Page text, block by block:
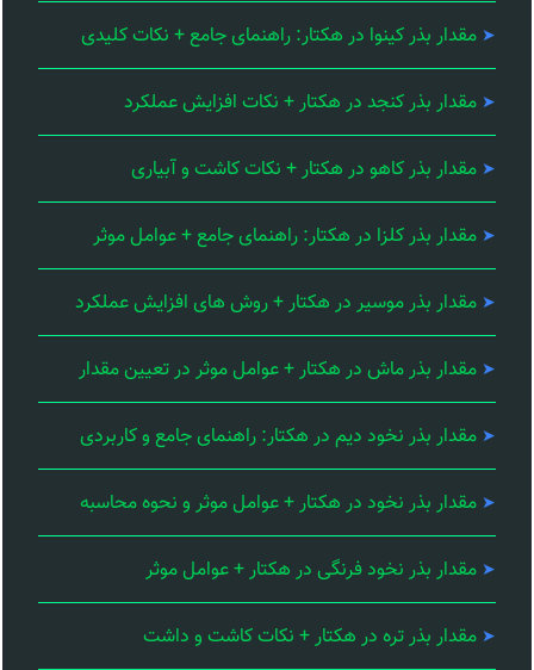
مقدار بذر کینوا در هکتار: راهنمای جامع + نکات کلیدی
مقدار بذر کنجد در هکتار + نکات افزایش عملکرد
مقدار بذر کاهو در هکتار + نکات کاشت و آبیاری
مقدار بذر کلزا در هکتار: راهنمای جامع + عوامل موثر
مقدار بذر موسیر در هکتار + روش های افزایش عملکرد
مقدار بذر ماش در هکتار + عوامل موثر در تعیین مقدار
مقدار بذر نخود دیم در هکتار: راهنمای جامع و کاربردی
مقدار بذر نخود در هکتار + عوامل موثر و نحوه محاسبه
مقدار بذر نخود فرنگی در هکتار + عوامل موثر
مقدار بذر تره در هکتار + نکات کاشت و داشت